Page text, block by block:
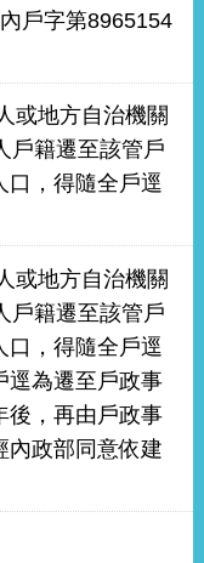
戶字第8965154
或地方自治機關
戶籍遷至該管戶
口，得隨全戶逕
或地方自治機關
戶籍遷至該管戶
口，得隨全戶逕
逕為遷至戶政事
後，再由戶政事
內政部同意依建